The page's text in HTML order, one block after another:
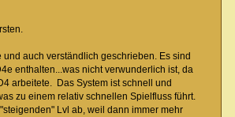
und auch verständlich geschrieben. Es sind
enthalten...was nicht verwunderlich ist, da
arbeitete. Das System ist schnell und
zu einem relativ schnellen Spielfluss führt.
Lvl ab, weil dann immer mehr